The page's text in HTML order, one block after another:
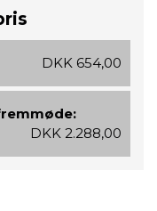
DKK 654,00
DKK 2.288,00